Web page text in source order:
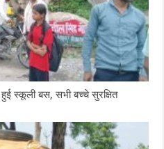
स्कूली बस, सभी बच्चे सुरक्षित